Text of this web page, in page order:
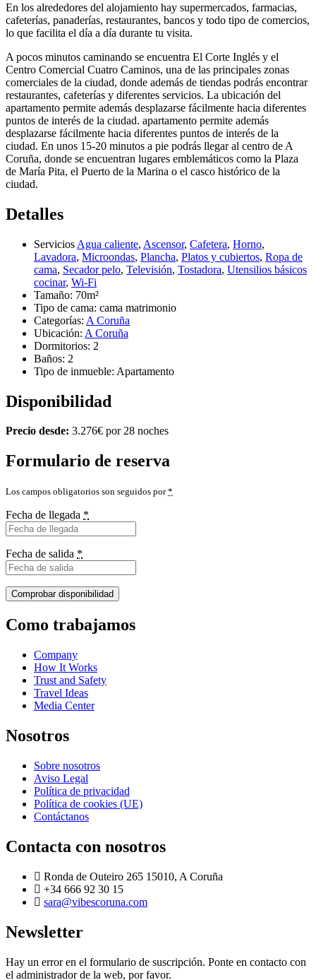
En los alrededores del alojamiento hay supermercados, farmacias,
cafeterías, panaderías, restaurantes, bancos y todo tipo de comercios,
lo que facilita el día a día durante tu visita.
A pocos minutos caminando se encuentra El Corte Inglés y el
Centro Comercial Cuatro Caminos, una de las principales zonas
comerciales de la ciudad, donde además de tiendas podrás encontrar
restaurantes, cafeterías y diferentes servicios. La ubicación del
apartamento permite además desplazarse fácilmente hacia diferentes
puntos de interés de la ciudad. apartamento permite además
desplazarse fácilmente hacia diferentes puntos de interés de la
ciudad. En unos 15-20 minutos a pie podrás llegar al centro de A
Coruña, donde se encuentran lugares emblemáticos como la Plaza
de María Pita, el Puerto de la Marina o el casco histórico de la
ciudad.
Detalles
Servicios Agua caliente, Ascensor, Cafetera, Horno,
Lavadora, Microondas, Plancha, Platos y cubiertos, Ropa de
cama, Secador pelo, Televisión, Tostadora, Utensilios básicos
cocinar, Wi-Fi
Tamaño: 70m²
Tipo de cama: cama matrimonio
Categorías: A Coruña
Ubicación: A Coruña
Dormitorios: 2
Baños: 2
Tipo de inmueble: Apartamento
Disponibilidad
Precio desde: 3.276€ por 28 noches
Formulario de reserva
Los campos obligatorios son seguidos por*
Fecha de llegada *
Fecha de salida *
Como trabajamos
Company
How It Works
Trust and Safety
Travel Ideas
Media Center
Nosotros
Sobre nosotros
Aviso Legal
Política de privacidad
Política de cookies (UE)
Contáctanos
Contacta con nosotros
Ronda de Outeiro 265 15010, A Coruña
+34 666 92 30 15
sara@vibescoruna.com
Newsletter
Hay un error en el formulario de suscripción. Ponte en contacto con
el administrador de la web, por favor.